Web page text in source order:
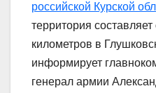
российской Курской
территория
километров в
информирует
генерал армии